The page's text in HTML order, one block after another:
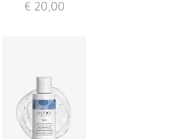
€ 20,00
DETTAGLI